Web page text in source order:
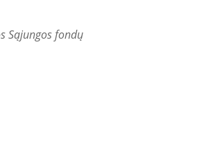
Sąjungos fondų